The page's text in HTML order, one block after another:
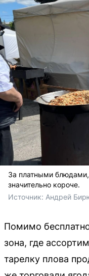
За платными
значительно короче.
Источник: Андрей
Помимо
зона, где
тарелку плова